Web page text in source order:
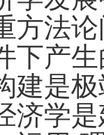
方法
下产
建是
济学